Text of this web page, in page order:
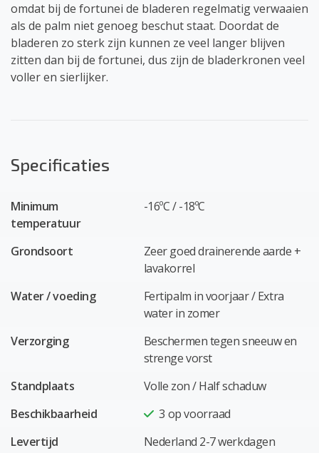
omdat bij de fortunei de bladeren regelmatig verwaaien
als de palm niet genoeg beschut staat. Doordat de
bladeren zo sterk zijn kunnen ze veel langer blijven
zitten dan bij de fortunei, dus zijn de bladerkronen veel
voller en sierlijker.
Specificaties
Minimum
temperatuur
-16ºC / -18ºC
Grondsoort
Zeer goed drainerende aarde +
lavakorrel
Water / voeding
Fertipalm in voorjaar / Extra
water in zomer
Verzorging
Beschermen tegen sneeuw en
strenge vorst
Standplaats
Volle zon / Half schaduw
Beschikbaarheid
3 op voorraad
Levertijd
Nederland 2-7 werkdagen